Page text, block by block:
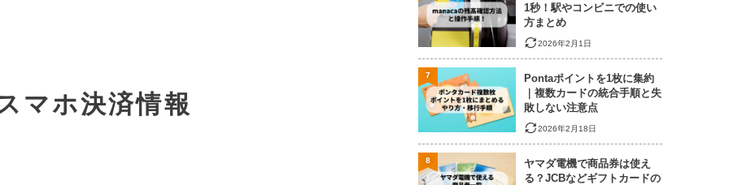
マホ決済情報
1秒！駅やコンビニでの使い
方まとめ
2026年2月1日
Pontaポイントを1枚に集約
｜複数カードの統合手順と失
敗しない注意点
2026年2月18日
7
ヤマダ電機で商品券は使え
る？JCBなどギフトカードの
8